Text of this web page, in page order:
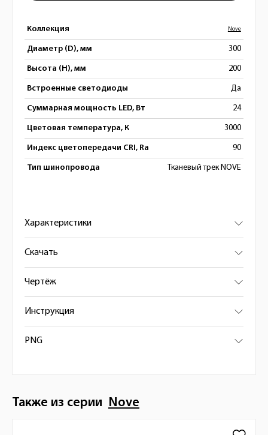
Коллекция Nove
Диаметр (D), мм 300
Высота (H), мм 200
Встроенные светодиоды Да
Суммарная мощность LED, Вт 24
Цветовая температура, К 3000
Индекс цветопередачи CRI, Ra 90
Тип шинопровода Тканевый трек NOVE
Характеристики
Скачать
Чертёж
Инструкция
PNG
Также из серии Nove